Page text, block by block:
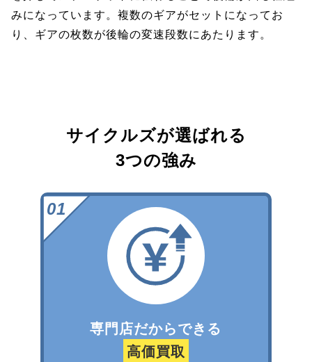
みになっています。複数のギアがセットになってお
り、ギアの枚数が後輪の変速段数にあたります。
サイクルズが選ばれる
3つの強み
専門店だからできる
高価買取